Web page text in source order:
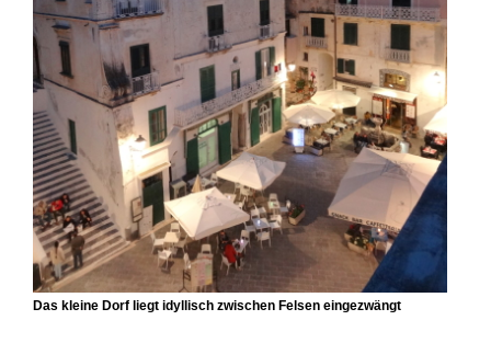
Das kleine Dorf liegt idyllisch zwischen Felsen eingezwängt